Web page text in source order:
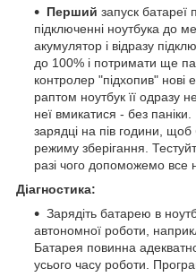
Перший запуск батареї
підключенні ноутбука до
акумулятор і відразу
до 100% і потримати ще
контролер "підхопив" нові
раптом ноутбук її одразу
неї вмикатися - без
зарядці на пів години,
режиму зберігання.
разі чого допоможемо все
Діагностика:
Зарядіть батарею в
автономної роботи,
Батарея повинна
усього часу роботи.